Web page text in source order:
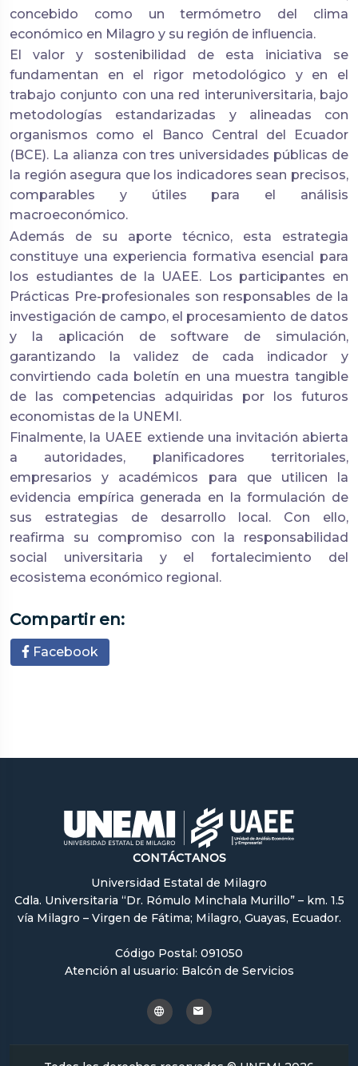
concebido como un termómetro del clima
económico en Milagro y su región de influencia.
El valor y sostenibilidad de esta iniciativa se
fundamentan en el rigor metodológico y en el
trabajo conjunto con una red interuniversitaria, bajo
metodologías estandarizadas y alineadas con
organismos como el Banco Central del Ecuador
(BCE). La alianza con tres universidades públicas de
la región asegura que los indicadores sean precisos,
comparables y útiles para el análisis
macroeconómico.
Además de su aporte técnico, esta estrategia
constituye una experiencia formativa esencial para
los estudiantes de la UAEE. Los participantes en
Prácticas Pre-profesionales son responsables de la
investigación de campo, el procesamiento de datos
y la aplicación de software de simulación,
garantizando la validez de cada indicador y
convirtiendo cada boletín en una muestra tangible
de las competencias adquiridas por los futuros
economistas de la UNEMI.
Finalmente, la UAEE extiende una invitación abierta
a autoridades, planificadores territoriales,
empresarios y académicos para que utilicen la
evidencia empírica generada en la formulación de
sus estrategias de desarrollo local. Con ello,
reafirma su compromiso con la responsabilidad
social universitaria y el fortalecimiento del
ecosistema económico regional.
Compartir en:
Facebook
CONTÁCTANOS
Universidad Estatal de Milagro
Cdla. Universitaria “Dr. Rómulo Minchala Murillo” – km. 1.5
vía Milagro – Virgen de Fátima; Milagro, Guayas, Ecuador.
Código Postal: 091050
Atención al usuario: Balcón de Servicios